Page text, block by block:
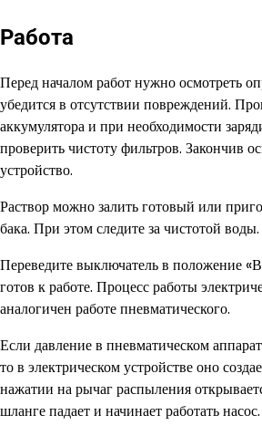
Работа
Перед началом работ нужно осмотреть
убедится в отсутствии повреждений.
аккумулятора и при необходимости
проверить чистоту фильтров. Закончив
устройство.
Раствор можно залить готовый или
бака. При этом следите за чистотой воды.
Переведите выключатель в положение
готов к работе. Процесс работы
аналогичен работе пневматического.
Если давление в пневматическом
то в электрическом устройстве оно
нажатии на рычаг распыления
шланге падает и начинает работать насос.